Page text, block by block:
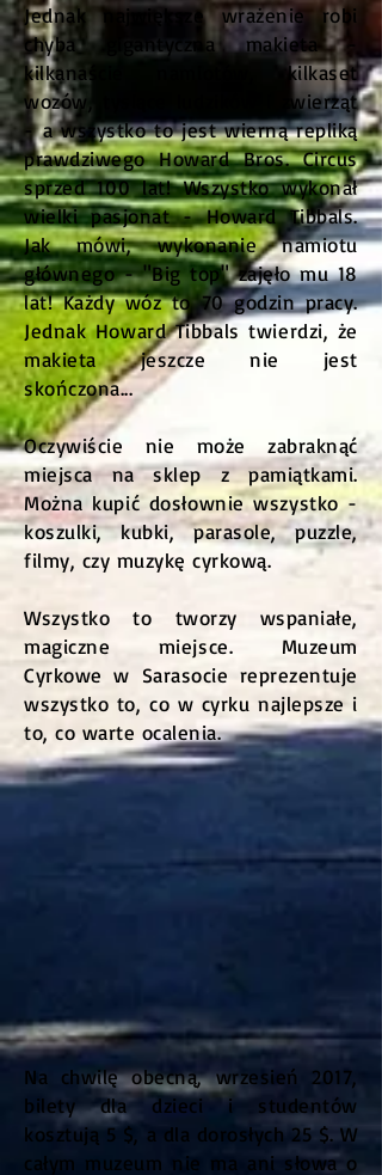
Jednak największe wrażenie robi
chyba gigantyczna makieta -
kilkanaście namiotów, kilkaset
wozów, tysiące ludzików i zwierząt
- a wszystko to jest wierną repliką
prawdziwego Howard Bros. Circus
sprzed 100 lat! Wszystko wykonał
wielki pasjonat - Howard Tibbals.
Jak mówi, wykonanie namiotu
głównego - "Big top" zajęło mu 18
lat! Każdy wóz to 70 godzin pracy.
Jednak Howard Tibbals twierdzi, że
makieta jeszcze nie jest
skończona...
Oczywiście nie może zabraknąć
miejsca na sklep z pamiątkami.
Można kupić dosłownie wszystko -
koszulki, kubki, parasole, puzzle,
filmy, czy muzykę cyrkową.
Wszystko to tworzy wspaniałe,
magiczne miejsce. Muzeum
Cyrkowe w Sarasocie reprezentuje
wszystko to, co w cyrku najlepsze i
to, co warte ocalenia.
Na chwilę obecną, wrzesień 2017,
bilety dla dzieci i studentów
kosztują 5 $, a dla dorosłych 25 $. W
całym muzeum nie ma ani słowa o